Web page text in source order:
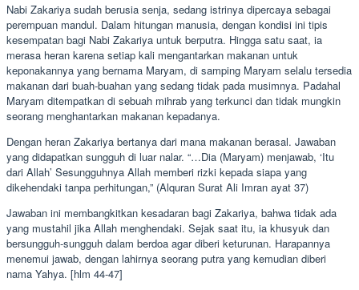
Nabi Zakariya sudah berusia senja, sedang istrinya dipercaya sebagai
perempuan mandul. Dalam hitungan manusia, dengan kondisi ini tipis
kesempatan bagi Nabi Zakariya untuk berputra. Hingga satu saat, ia
merasa heran karena setiap kali mengantarkan makanan untuk
keponakannya yang bernama Maryam, di samping Maryam selalu tersedia
makanan dari buah-buahan yang sedang tidak pada musimnya. Padahal
Maryam ditempatkan di sebuah mihrab yang terkunci dan tidak mungkin
seorang menghantarkan makanan kepadanya.
Dengan heran Zakariya bertanya dari mana makanan berasal. Jawaban
yang didapatkan sungguh di luar nalar. “…Dia (Maryam) menjawab, ‘Itu
dari Allah’ Sesungguhnya Allah memberi rizki kepada siapa yang
dikehendaki tanpa perhitungan,” (Alquran Surat Ali Imran ayat 37)
Jawaban ini membangkitkan kesadaran bagi Zakariya, bahwa tidak ada
yang mustahil jika Allah menghendaki. Sejak saat itu, ia khusyuk dan
bersungguh-sungguh dalam berdoa agar diberi keturunan. Harapannya
menemui jawab, dengan lahirnya seorang putra yang kemudian diberi
nama Yahya. [hlm 44-47]